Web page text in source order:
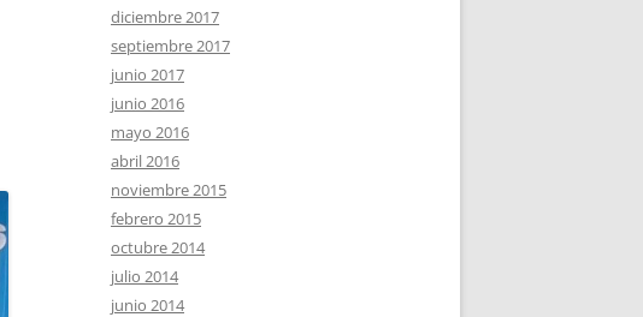
diciembre 2017
septiembre 2017
junio 2017
junio 2016
mayo 2016
abril 2016
noviembre 2015
febrero 2015
octubre 2014
julio 2014
junio 2014